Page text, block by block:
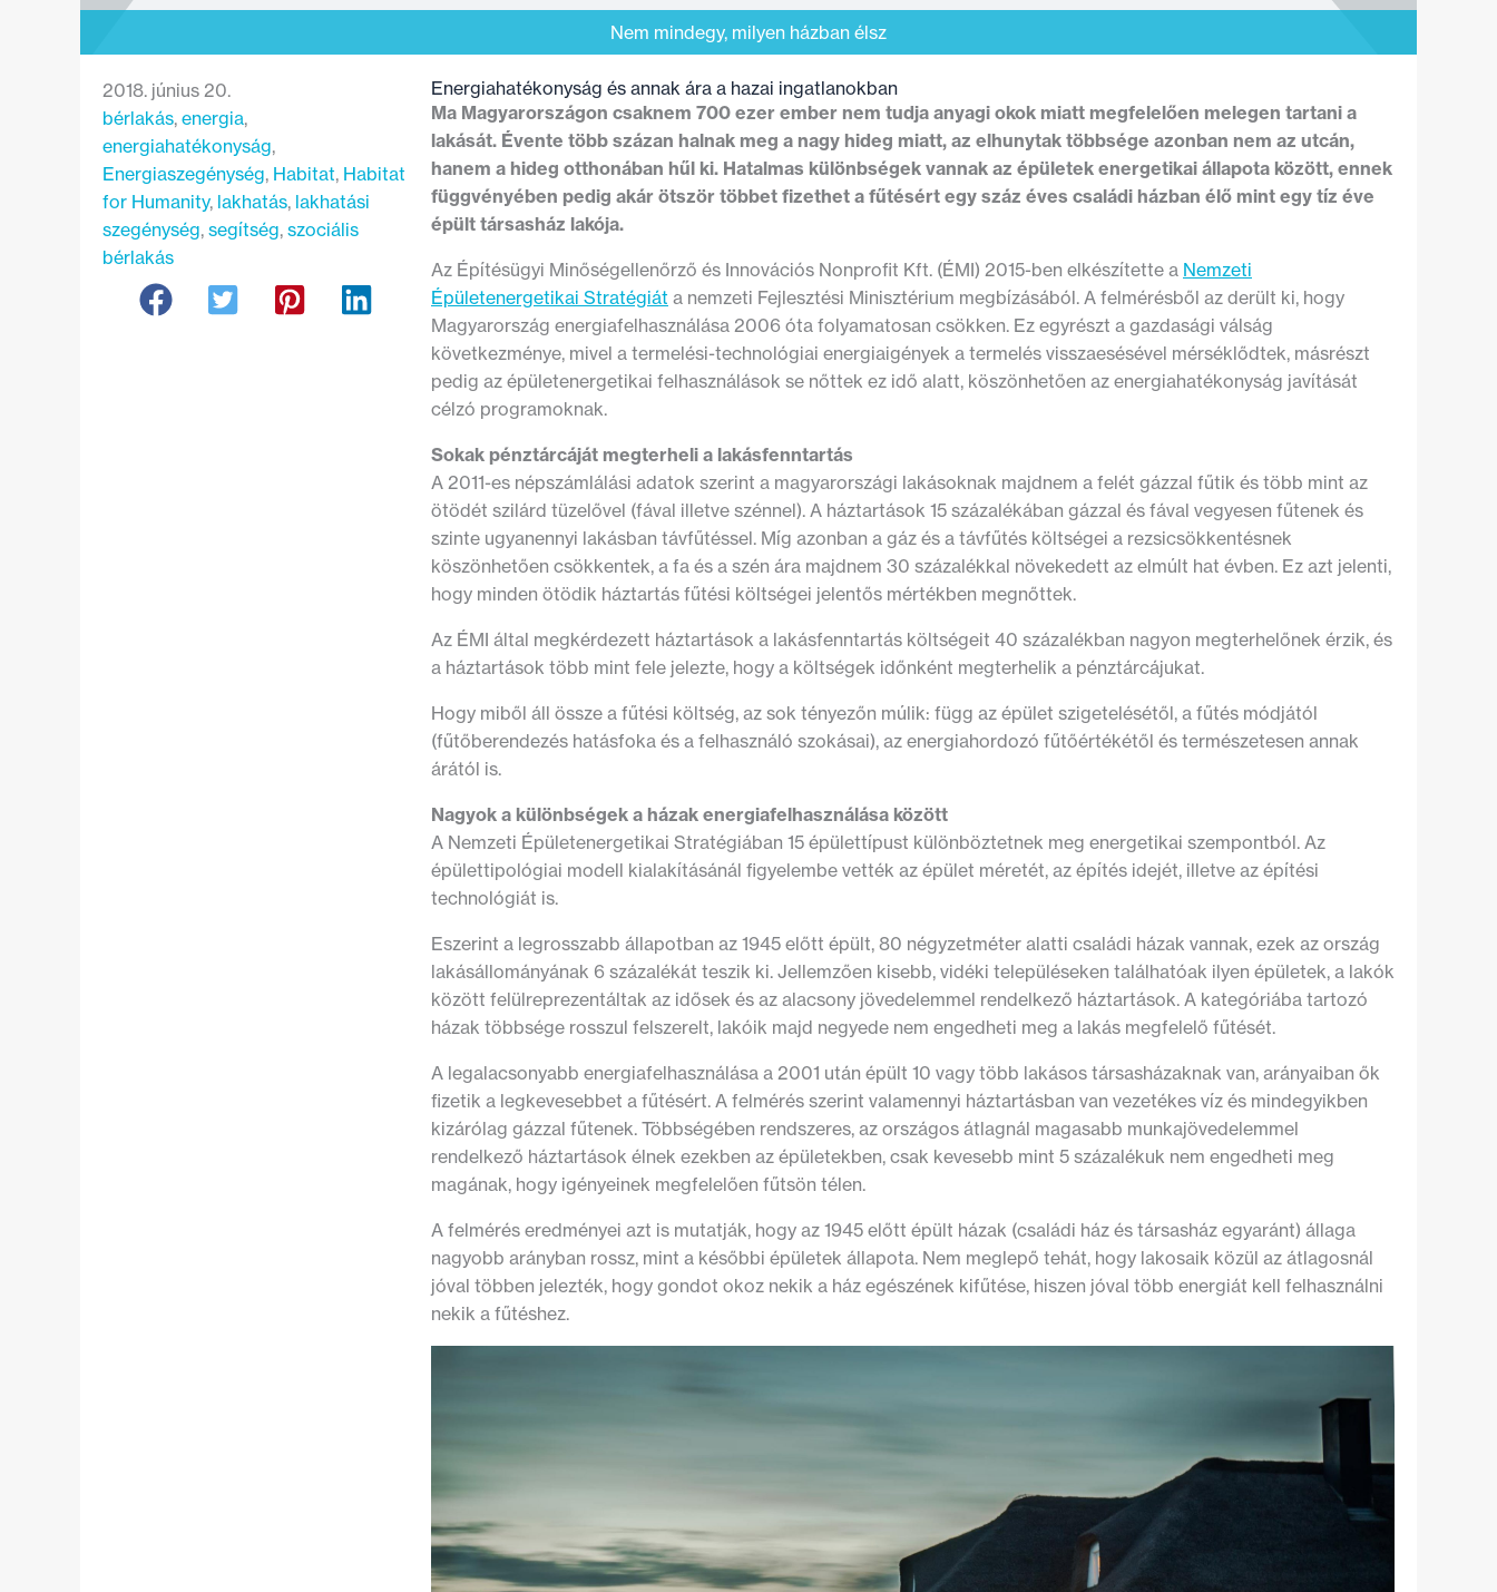
Nem mindegy, milyen házban élsz
2018. június 20.
bérlakás, energia
energiahatékonyság
Energiaszegénység, Habitat, Habitat
for Humanity, lakhatás, lakhatási
szegénység, segítség, szociális
bérlakás
Energiahatékonyság és annak ára a hazai ingatlanokban
Ma Magyarországon csaknem 700 ezer ember nem tudja anyagi okok miatt megfelelően melegen tartani a
lakását. Évente több százan halnak meg a nagy hideg miatt, az elhunytak többsége azonban nem az utcán,
hanem a hideg otthonában hűl ki. Hatalmas különbségek vannak az épületek energetikai állapota között, ennek
függvényében pedig akár ötször többet fizethet a fűtésért egy száz éves családi házban élő mint egy tíz éve
épült társasház lakója.
Az Építésügyi Minőségellenőrző és Innovációs Nonprofit Kft. (ÉMI) 2015-ben elkészítette a Nemzeti
Épületenergetikai Stratégiát a nemzeti Fejlesztési Minisztérium megbízásából. A felmérésből az derült ki, hogy
Magyarország energiafelhasználása 2006 óta folyamatosan csökken. Ez egyrészt a gazdasági válság
következménye, mivel a termelési-technológiai energiaigények a termelés visszaesésével mérséklődtek, másrészt
pedig az épületenergetikai felhasználások se nőttek ez idő alatt, köszönhetően az energiahatékonyság javítását
célzó programoknak.
Sokak pénztárcáját megterheli a lakásfenntartás
A 2011-es népszámlálási adatok szerint a magyarországi lakásoknak majdnem a felét gázzal fűtik és több mint az
ötödét szilárd tüzelővel (fával illetve szénnel). A háztartások 15 százalékában gázzal és fával vegyesen fűtenek és
szinte ugyanennyi lakásban távfűtéssel. Míg azonban a gáz és a távfűtés költségei a rezsicsökkentésnek
köszönhetően csökkentek, a fa és a szén ára majdnem 30 százalékkal növekedett az elmúlt hat évben. Ez azt jelenti,
hogy minden ötödik háztartás fűtési költségei jelentős mértékben megnőttek.
Az ÉMI által megkérdezett háztartások a lakásfenntartás költségeit 40 százalékban nagyon megterhelőnek érzik, és
a háztartások több mint fele jelezte, hogy a költségek időnként megterhelik a pénztárcájukat.
Hogy miből áll össze a fűtési költség, az sok tényezőn múlik: függ az épület szigetelésétől, a fűtés módjától
(fűtőberendezés hatásfoka és a felhasználó szokásai), az energiahordozó fűtőértékétől és természetesen annak
árától is.
Nagyok a különbségek a házak energiafelhasználása között
A Nemzeti Épületenergetikai Stratégiában 15 épülettípust különböztetnek meg energetikai szempontból. Az
épülettipológiai modell kialakításánál figyelembe vették az épület méretét, az építés idejét, illetve az építési
technológiát is.
Eszerint a legrosszabb állapotban az 1945 előtt épült, 80 négyzetméter alatti családi házak vannak, ezek az ország
lakásállományának 6 százalékát teszik ki. Jellemzően kisebb, vidéki településeken találhatóak ilyen épületek, a lakók
között felülreprezentáltak az idősek és az alacsony jövedelemmel rendelkező háztartások. A kategóriába tartozó
házak többsége rosszul felszerelt, lakóik majd negyede nem engedheti meg a lakás megfelelő fűtését.
A legalacsonyabb energiafelhasználása a 2001 után épült 10 vagy több lakásos társasházaknak van, arányaiban ők
fizetik a legkevesebbet a fűtésért. A felmérés szerint valamennyi háztartásban van vezetékes víz és mindegyikben
kizárólag gázzal fűtenek. Többségében rendszeres, az országos átlagnál magasabb munkajövedelemmel
rendelkező háztartások élnek ezekben az épületekben, csak kevesebb mint 5 százalékuk nem engedheti meg
magának, hogy igényeinek megfelelően fűtsön télen.
A felmérés eredményei azt is mutatják, hogy az 1945 előtt épült házak (családi ház és társasház egyaránt) állaga
nagyobb arányban rossz, mint a későbbi épületek állapota. Nem meglepő tehát, hogy lakosaik közül az átlagosnál
jóval többen jelezték, hogy gondot okoz nekik a ház egészének kifűtése, hiszen jóval több energiát kell felhasználni
nekik a fűtéshez.